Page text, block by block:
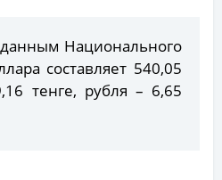
Национального
составляет 540,05
тенге, рубля – 6,65